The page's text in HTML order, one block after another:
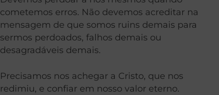
cometemos erros. Não devemos acreditar na
mensagem de que somos ruins demais para
sermos perdoados, falhos demais ou
desagradáveis ​​demais.
Precisamos nos achegar a Cristo, que nos
redimiu, e confiar em nosso valor eterno.